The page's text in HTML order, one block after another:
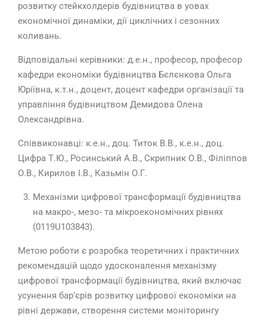
розвитку стейкхолдерів будівництва в уовах
економічної динаміки, дії циклічних і сезонних
коливань.
Відповідальні керівники: д.е.н., професор, професор
кафедри економіки будівництва Бєлєнкова Ольга
Юріївна, к.т.н., доцент, доцент кафедри організації та
управління будівництвом Демидова Олена
Олександрівна.
Співвиконавці: к.е.н., доц. Титок В.В., к.е.н., доц.
Цифра Т.Ю., Росинський А.В., Скрипник О.В., Філіппов
О.В., Кирилов І.В., Казьмін О.Г.
Механізми цифрової трансформації будівництва
на макро-, мезо- та мікроекономічних рівнях
(0119U103843).
Метою роботи є розробка теоретичних і практичних
рекомендацій щодо удосконалення механізму
цифрової трансформації будівництва, який включає
усунення бар’єрів розвитку цифрової економіки на
рівні держави, створення системи моніторингу